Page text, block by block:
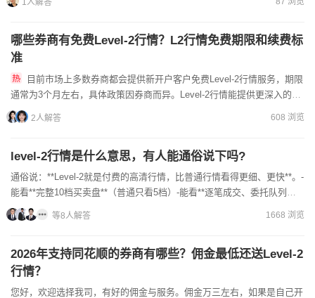
1人解答
哪些券商有免费Level-2行情？L2行情免费期限和续费标
准
通常为3个月左右，具体政策因券商而异。Level-2行情能提供更深入的盘
口数据，对短线交易者很有帮助。免费期结束后，...
2人解答 608 浏览
level-2行情是什么意思，有人能通俗说下吗?
通俗说：**Level-2就是付费的高清行情，比普通行情看得更细、更快**。-
能看**完整10档买卖盘**（普通只看5档）-能看**逐笔成交、委托队列、
大单明细**-能看**真实挂单压力**，判断真假
等8人解答 1668 浏览
2026年支持同花顺的券商有哪些？佣金最低还送Level-2
行情？
您好，欢迎选择我司，有好的佣金与服务。佣金万三左右，如果是自己开